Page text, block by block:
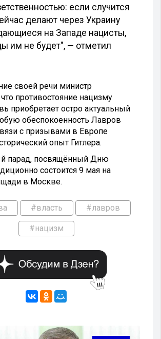
если случится
делают через Украину
на Западе нацисты,
им не будет", — отметил
своей речи министр
противостояние нацизму
приобретает остро актуальный
обеспокоенность Лавров
с призывами в Европе
опыт Гитлера.
парад, посвящённый Дню
состоится 9 мая на
в Москве.
#власть #лавров
#нацизм